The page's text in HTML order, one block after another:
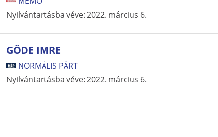
Nyilvántartásba véve: 2022. március 6.
GÖDE IMRE
NORMÁLIS PÁRT
Nyilvántartásba véve: 2022. március 6.